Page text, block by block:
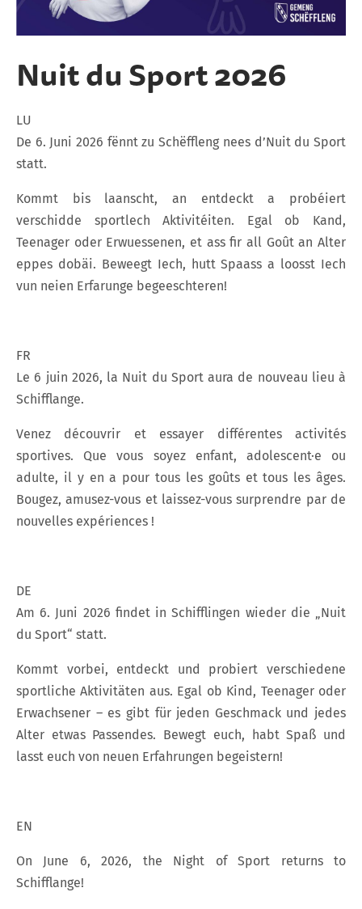
Nuit du Sport 2026
LU
De 6. Juni 2026 fënnt zu Schëffleng nees d’Nuit du Sport
statt.
Kommt bis laanscht, an entdeckt a probéiert
verschidde sportlech Aktivitéiten. Egal ob Kand,
Teenager oder Erwuessenen, et ass fir all Goût an Alter
eppes dobäi. Beweegt Iech, hutt Spaass a loosst Iech
vun neien Erfarunge begeeschteren!
FR
Le 6 juin 2026, la Nuit du Sport aura de nouveau lieu à
Schifflange.
Venez découvrir et essayer différentes activités
sportives. Que vous soyez enfant, adolescent·e ou
adulte, il y en a pour tous les goûts et tous les âges.
Bougez, amusez-vous et laissez-vous surprendre par de
nouvelles expériences !
DE
Am 6. Juni 2026 findet in Schifflingen wieder die „Nuit
du Sport“ statt.
Kommt vorbei, entdeckt und probiert verschiedene
sportliche Aktivitäten aus. Egal ob Kind, Teenager oder
Erwachsener – es gibt für jeden Geschmack und jedes
Alter etwas Passendes. Bewegt euch, habt Spaß und
lasst euch von neuen Erfahrungen begeistern!
EN
On June 6, 2026, the Night of Sport returns to
Schifflange!